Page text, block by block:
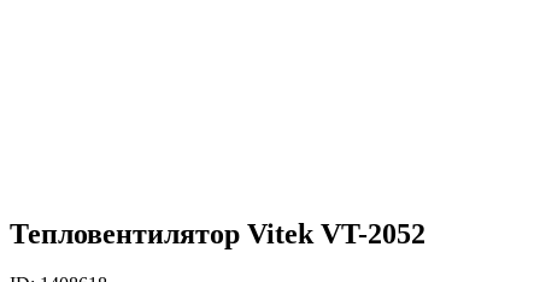
Тепловентилятор Vitek VT-2052